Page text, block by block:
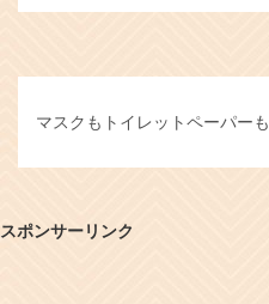
マスクもトイレットペーパーも
スポンサーリンク